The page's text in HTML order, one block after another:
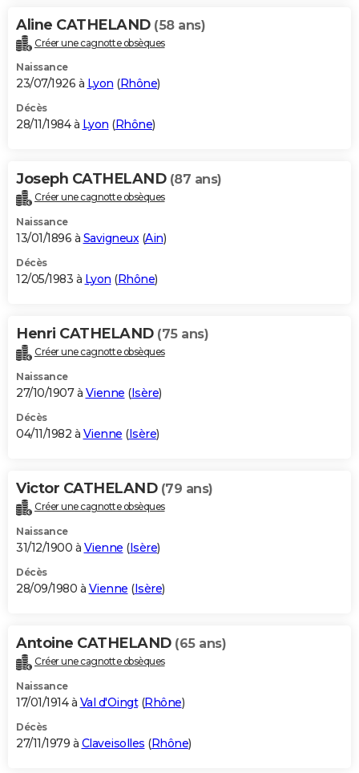
Aline CATHELAND (58 ans)
Créer une cagnotte obsèques
Naissance
23/07/1926 à Lyon (Rhône)
Décès
28/11/1984 à Lyon (Rhône)
Joseph CATHELAND (87 ans)
Créer une cagnotte obsèques
Naissance
13/01/1896 à Savigneux(Ain)
Décès
12/05/1983 à Lyon (Rhône)
Henri CATHELAND (75 ans)
Créer une cagnotte obsèques
Naissance
27/10/1907 à Vienne (Isère)
Décès
04/11/1982 à Vienne (Isère)
Victor CATHELAND (79 ans)
Créer une cagnotte obsèques
Naissance
31/12/1900 à Vienne (Isère)
Décès
28/09/1980 à Vienne (Isère)
Antoine CATHELAND (65 ans)
Créer une cagnotte obsèques
Naissance
17/01/1914 à Val d'Oingt(Rhône)
Décès
27/11/1979 à Claveisolles (Rhône)